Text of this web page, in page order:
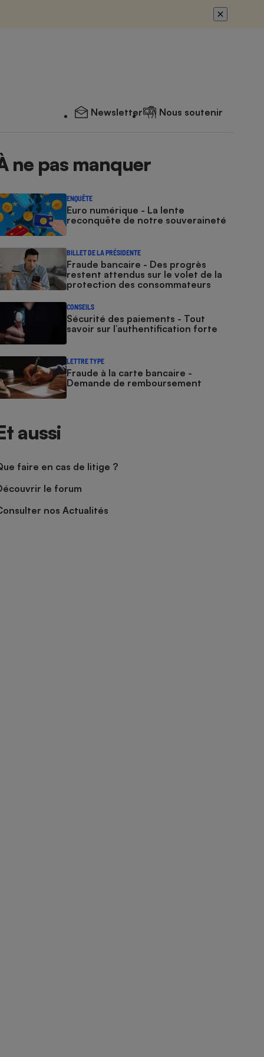
Newsletter Nous soutenir
ne pas manquer
ENQUÊTE
Euro numérique - La lente
reconquête de notre souveraineté
BILLET DE LA PRÉSIDENTE
Fraude bancaire - Des progrès
restent attendus sur le volet de la
protection des consommateurs
CONSEILS
Sécurité des paiements - Tout
savoir sur l’authentification forte
LETTRE TYPE
Fraude à la carte bancaire -
Demande de remboursement
aussi
faire en cas de litige ?
le forum
nos Actualités